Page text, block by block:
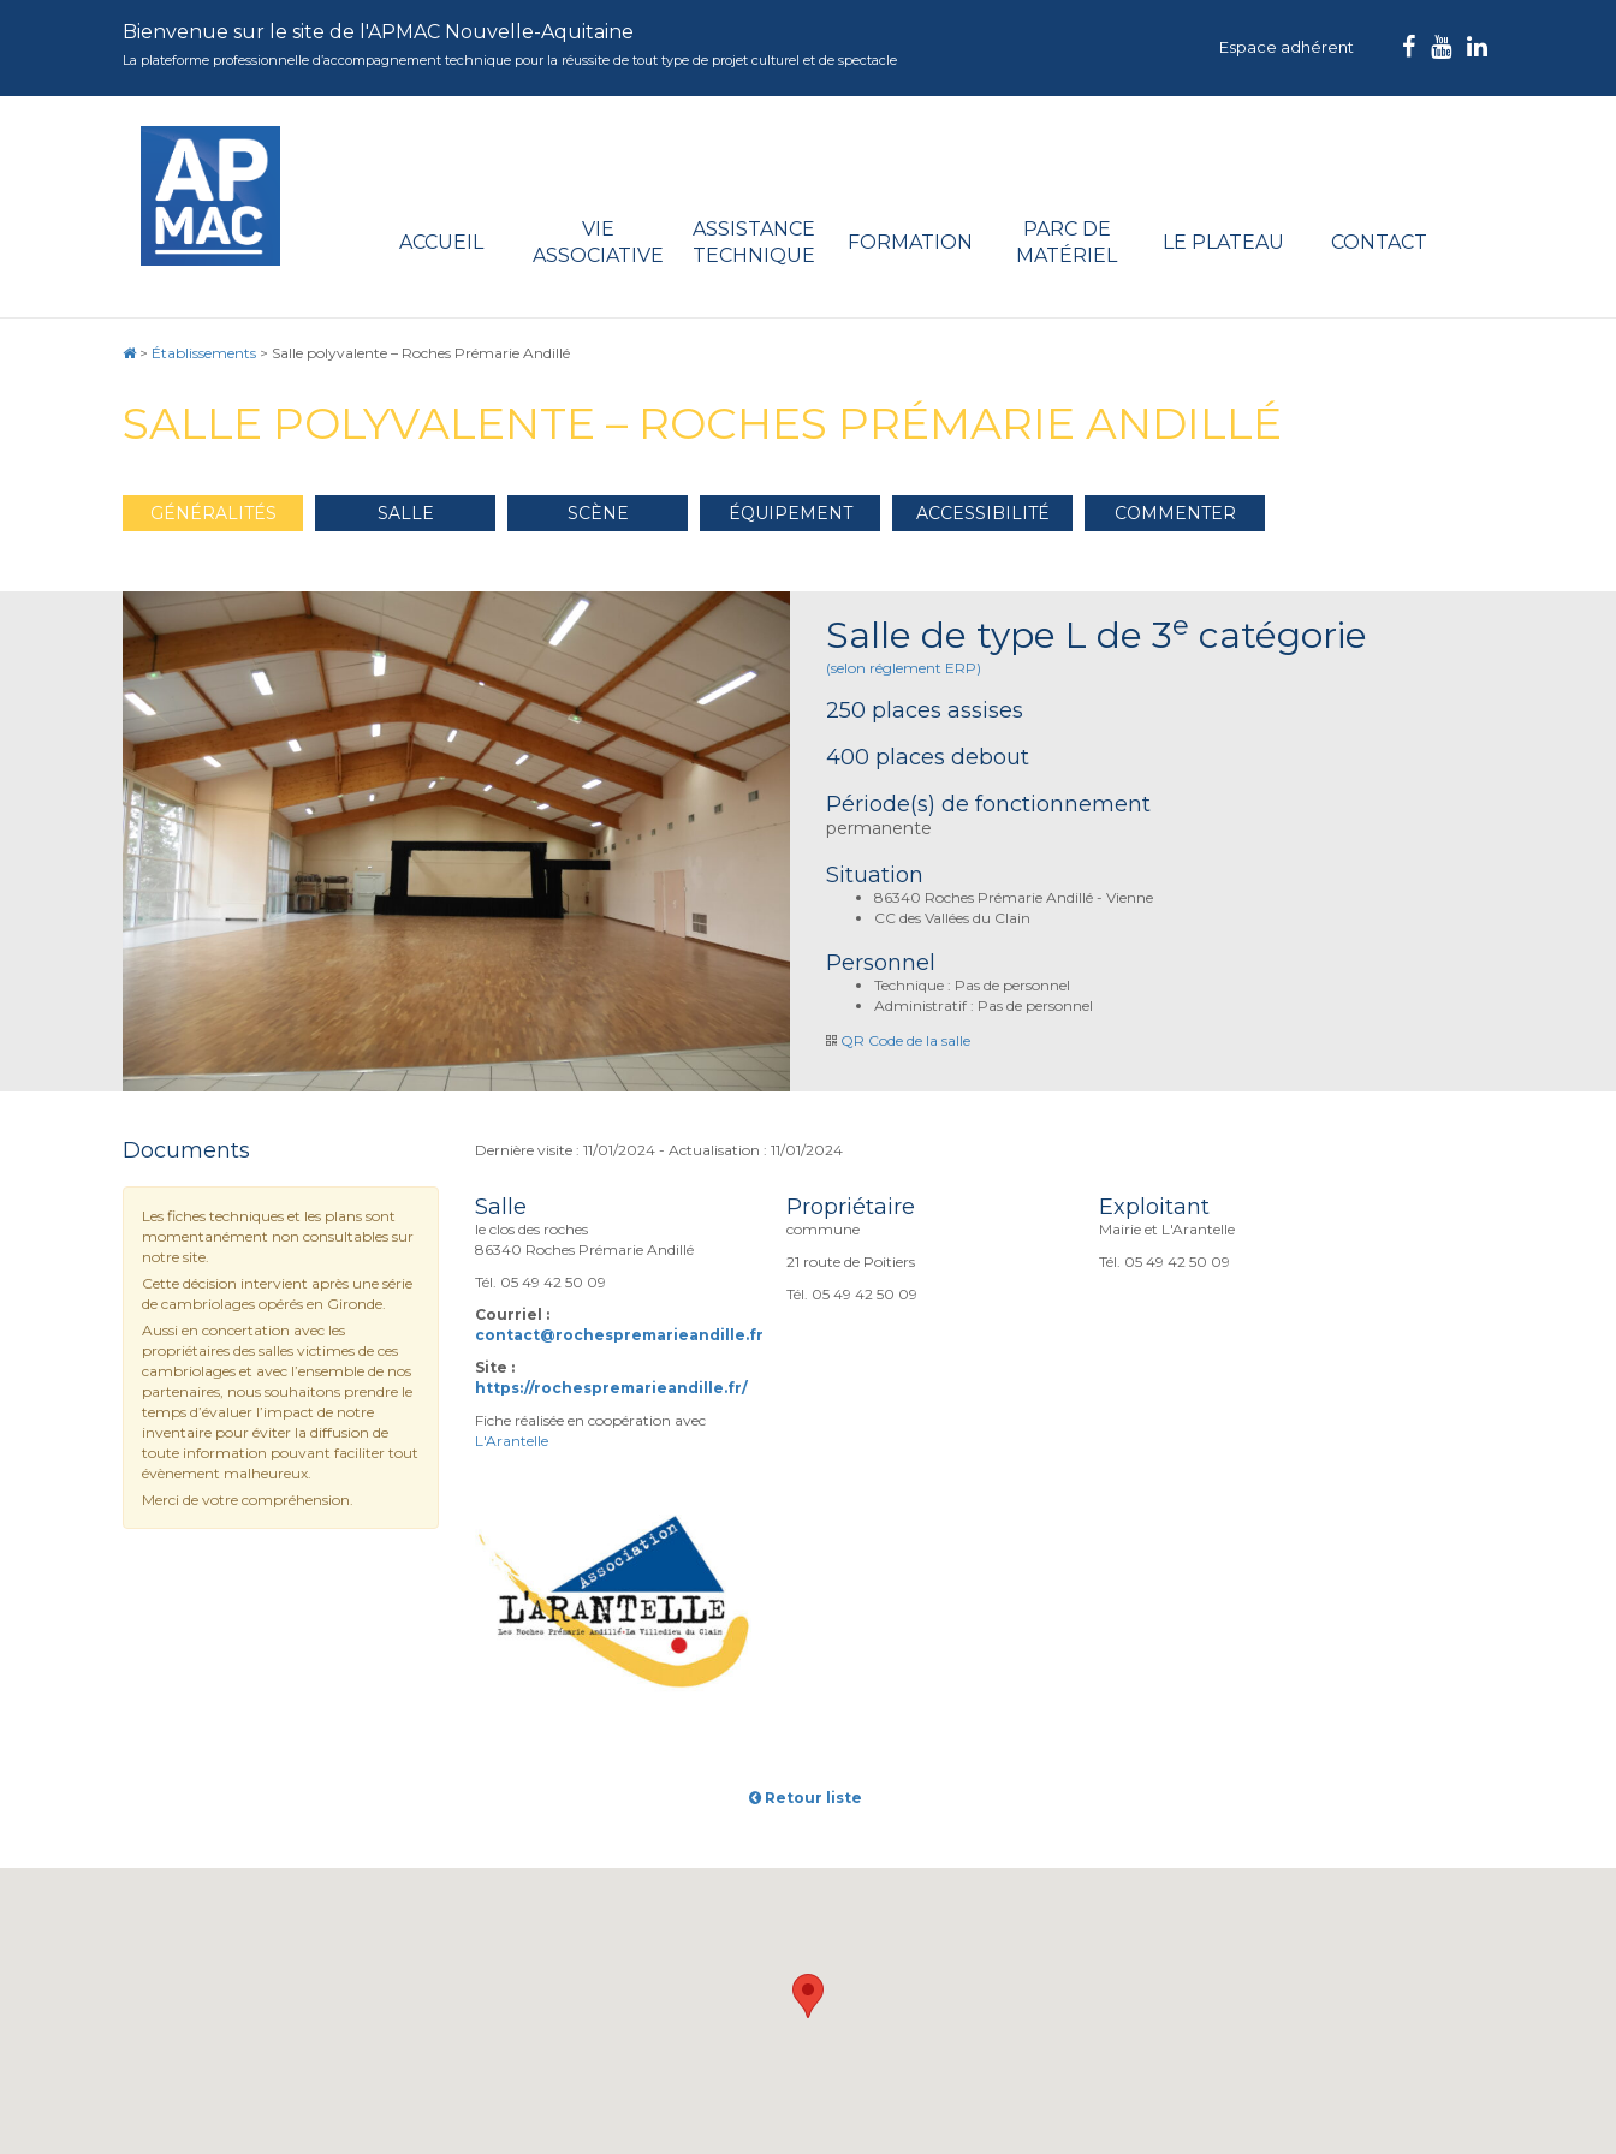
Bienvenue sur le site de l'APMAC Nouvelle-Aquitaine
La plateforme professionnelle d’accompagnement technique pour la réussite de tout type de projet culturel et de spectacle
Espace adhérent
ACCUEIL
VIE
ASSOCIATIVE
ASSISTANCE
TECHNIQUE
FORMATION
PARC DE
MATÉRIEL
LE PLATEAU CONTACT
> Établissements > Salle polyvalente – Roches Prémarie Andillé
SALLE POLYVALENTE – ROCHES PRÉMARIE ANDILLÉ
GÉNÉRALITÉS SALLE SCÈNE ÉQUIPEMENT ACCESSIBILITÉ COMMENTER
Salle de type L de 3e catégorie
(selon réglement ERP)
250 places assises
400 places debout
Période(s) de fonctionnement
permanente
Situation
86340 Roches Prémarie Andillé - Vienne
CC des Vallées du Clain
Personnel
Technique : Pas de personnel
Administratif : Pas de personnel
QR Code de la salle
Documents
Les fiches techniques et les plans sont
momentanément non consultables sur
notre site.
Cette décision intervient après une série
de cambriolages opérés en Gironde.
Aussi en concertation avec les
propriétaires des salles victimes de ces
cambriolages et avec l’ensemble de nos
partenaires, nous souhaitons prendre le
temps d’évaluer l’impact de notre
inventaire pour éviter la diffusion de
toute information pouvant faciliter tout
évènement malheureux.
Merci de votre compréhension.
Dernière visite : 11/01/2024 - Actualisation : 11/01/2024
Salle
le clos des roches
86340 Roches Prémarie Andillé
Tél. 05 49 42 50 09
Courriel :
contact@rochespremarieandille.fr
Site :
https://rochespremarieandille.fr/
Fiche réalisée en coopération avec
L'Arantelle
Propriétaire
commune
21 route de Poitiers
Tél. 05 49 42 50 09
Exploitant
Mairie et L'Arantelle
Tél. 05 49 42 50 09
Retour liste